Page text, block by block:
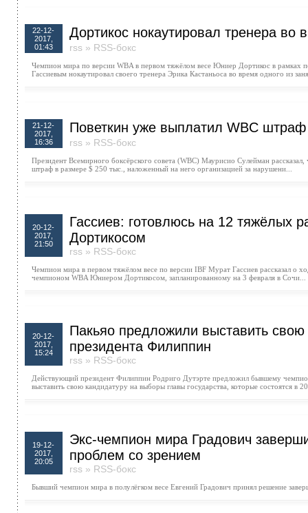
22-12-
2017,
01:43
Дортикос нокаутировал тренера во
rss » RSS-бокс
Чемпион мира по версии WBA в первом тяжёлом весе Юниер Дортикос в рамках
Гассиевым нокаутировал своего тренера Эрика Кастаньоса во время одного из
21-12-
2017,
16:36
Поветкин уже выплатил WBC
rss » RSS-бокс
Президент Всемирного боксёрского совета (WBC) Маурисио Сулейман
штраф в размере $ 250 тыс., наложенный на него организацией за нарушени...
20-12-
2017,
21:50
Гассиев: готовлюсь на 12 тяжёлых
Дортикосом
rss » RSS-бокс
Чемпион мира в первом тяжёлом весе по версии IBF Мурат Гассиев рассказал о
чемпионом WBA Юниером Дортикосом, запланированному на 3 февраля в Сочи...
20-12-
2017,
15:24
Пакьяо предложили выставить
президента Филиппин
rss » RSS-бокс
Действующий президент Филиппин Родриго Дутэрте предложил бывшему
выставить свою кандидатуру на выборы главы государства, которые состоятся в
19-12-
2017,
20:05
Экс-чемпион мира Градович
проблем со зрением
rss » RSS-бокс
Бывший чемпион мира в полулёгком весе Евгений Градович принял решение